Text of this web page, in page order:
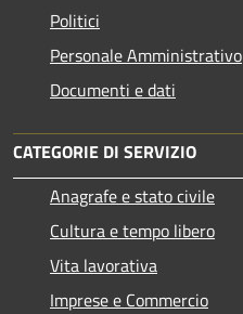
Politici
Personale Amministrativo
Documenti e dati
CATEGORIE DI SERVIZIO
Anagrafe e stato civile
Cultura e tempo libero
Vita lavorativa
Imprese e Commercio